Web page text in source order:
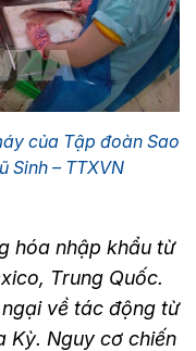
của Tập đoàn Sao
Sinh – TTXVN
hóa nhập khẩu từ
Trung Quốc.
về tác động từ
Kỳ. Nguy cơ chiến